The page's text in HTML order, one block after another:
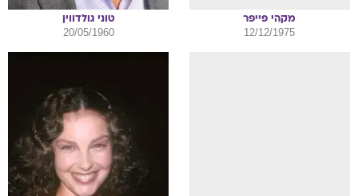
מקהי פייפר
12/12/1975
טוני גולדווין
20/05/1960